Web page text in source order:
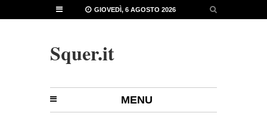
GIOVEDÌ, 6 AGOSTO 2026
Squer.it
MENU